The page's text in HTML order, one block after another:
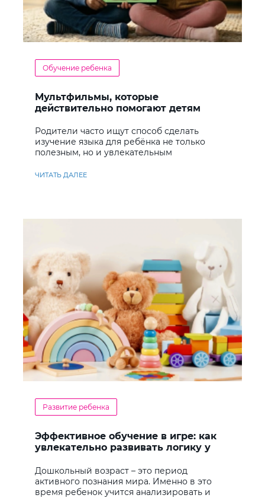
Обучение ребенка
Мультфильмы, которые
действительно помогают детям
Родители часто ищут способ сделать
изучение языка для ребёнка не только
полезным, но и увлекательным
ЧИТАТЬ ДАЛЕЕ
Развитие ребенка
Эффективное обучение в игре: как
увлекательно развивать логику у
Дошкольный возраст – это период
активного познания мира. Именно в это
время ребенок учится анализировать и